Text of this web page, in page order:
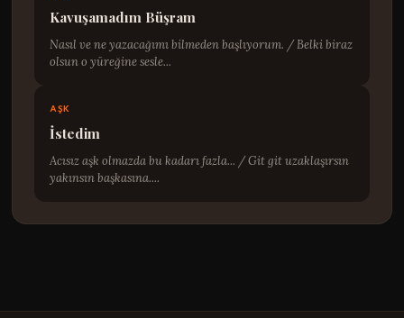
Kavuşamadım Büşram
Nasıl ve ne yazacağımı bilmeden başlıyorum. / Belki biraz
olsun o yüreğine sesle...
AŞK
İstedim
Acısız aşk olmazda bu kadarı fazla... / Git git uzaklaşırsın
yakınsın başkasına....